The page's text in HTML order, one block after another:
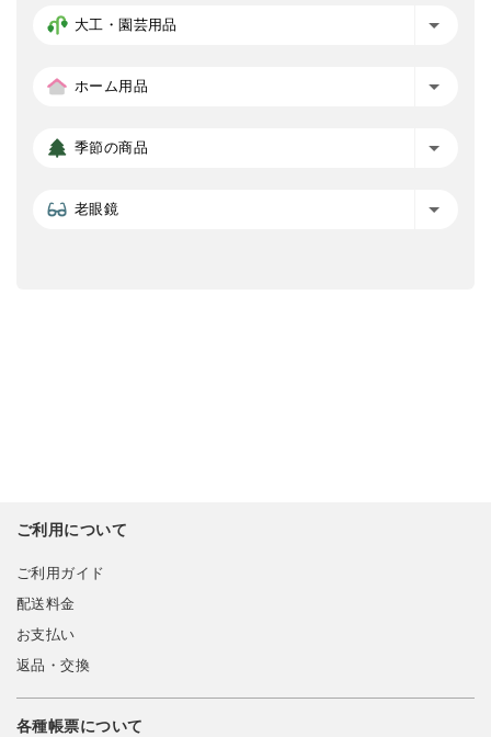
大工・園芸用品
ホーム用品
季節の商品
老眼鏡
ご利用について
ご利用ガイド
配送料金
お支払い
返品・交換
各種帳票について